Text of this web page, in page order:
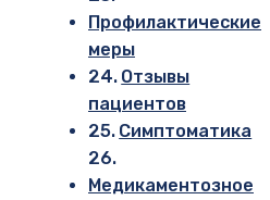
Профилактические
меры
Отзывы
пациентов
Симптоматика
Медикаментозное